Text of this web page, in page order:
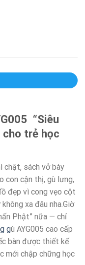
“Siêu
cho trẻ học
chật, sách vở bày
con cận thị, gù lưng,
đẹp vì cong vẹo cột
xa đâu nha.Giờ
Phật” nữa — chỉ
gù AYG005 cao cấp
bàn được thiết kế
mới chập chững học